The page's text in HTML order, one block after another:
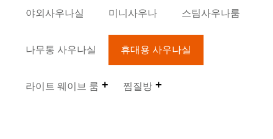
야외사우나실 미니사우나 스팀사우나룸
나무통 사우나실 휴대용 사우나실
라이트 웨이브 룸 찜질방